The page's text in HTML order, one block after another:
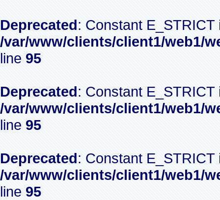
Deprecated: Constant
/var/www/clients/client1/web1/
line 95
Deprecated: Constant
/var/www/clients/client1/web1/
line 95
Deprecated: Constant
/var/www/clients/client1/web1/
line 95